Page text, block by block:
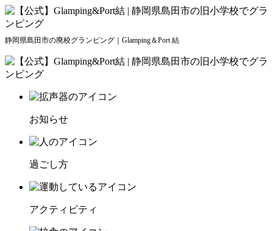
静岡県島田市の廃校グランピング｜Glamping＆Port 結
お知らせ
過ごし方
アクティビティ